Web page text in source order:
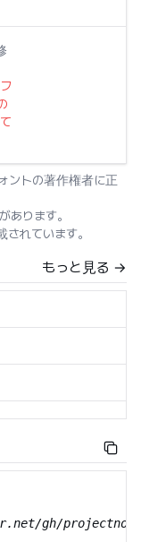
ントの著作権者に正
ります。
れています。
もっと見る →
gh/